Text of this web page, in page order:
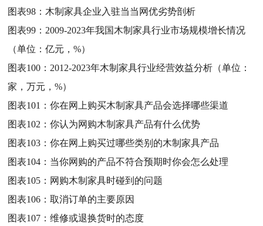
图表98： 木制家具企业入驻当当网优劣势剖析
图表99： 2009-2023年我国木制家具行业市场规模增长情况
（单位：亿元，%）
图表100： 2012-2023年木制家具行业经营效益分析（单位：
家，万元，%）
图表101：你在网上购买木制家具产品会选择哪些渠道
图表102：你认为网购木制家具产品有什么优势
图表103：你在网上购买过哪些类别的木制家具产品
图表104： 当你网购的产品不符合预期时你会怎么处理
图表105： 网购木制家具时碰到的问题
图表106：取消订单的主要原因
图表107：维修或退换货时的态度